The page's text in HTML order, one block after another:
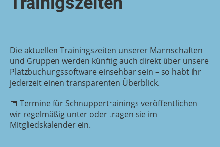
Die aktuellen Trainingszeiten unserer Mannschaften
und Gruppen werden künftig auch direkt über unsere
Platzbuchungssoftware einsehbar sein – so habt ihr
jederzeit einen transparenten Überblick.
📅 Termine für Schnuppertrainings veröffentlichen
wir regelmäßig unter oder tragen sie im
Mitgliedskalender ein.